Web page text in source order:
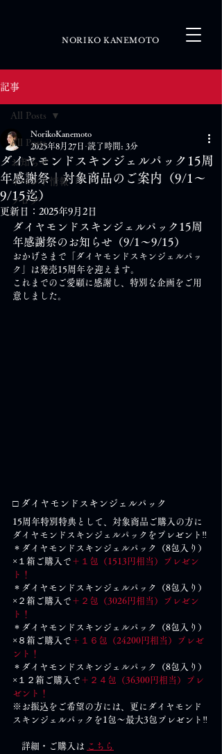
NORIKO KANEMOTO
記事
All Posts
お知らせ
イベント情報
ブログ
All Posts
ダイヤモンドスキンジェルパック15周
年感謝祭｜対象商品のご案内（9/1〜
9/15迄）
NorikoKanemoto
2025年8月27日 読了時間: 3分
更新日： 2025年9月2日
ダイヤモンドスキンジェルパック15周
年感謝祭のお知らせ（9/1〜9/15）
おかげさまで「ダイヤモンドスキンジェルパッ
ク」は発売15周年を迎えます。
これまでのご愛顧に感謝し、特別な企画をご用
意しました。
□ ダイヤモンドスキンジェルパック
15周年特別特典として、対象商品ご購入の方に
ダイヤモンドスキンジェルパックをプレゼント‼
＊ダイヤモンドスキンジェルパック（8包入り）
×１箱ご購入で ＋１包（1513円相当）プレゼン
ト！
＊ダイヤモンドスキンジェルパック（8包入り）
×２箱ご購入で ＋２包（3026円相当）プレゼン
ト！
＊ダイヤモンドスキンジェルパック（8包入り）
×８箱ご購入で ＋１６包（24200円相当）プレゼ
ント！
＊ダイヤモンドスキンジェルパック（8包入り）
×１２箱ご購入で ＋２４包（36300円相当）プレ
ゼント！
※お振込をご希望の方には、更にダイヤモンド
スキンジェルパックを1包～最大3包プレゼント‼
詳細・ご購入は こちら